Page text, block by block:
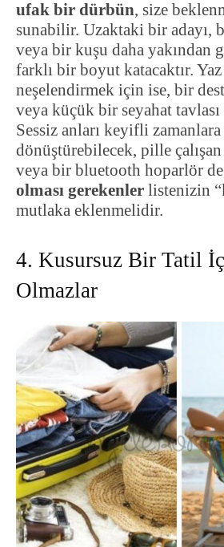
ufak bir dürbün, size
sunabilir. Uzaktaki bir adayı,
veya bir kuşu daha yakından
farklı bir boyut katacaktır.
neşelendirmek için ise, bir
veya küçük bir seyahat
Sessiz anları keyifli zamanlara
dönüştürebilecek, pille
veya bir bluetooth hoparlör
olması gerekenler listenizin
mutlaka eklenmelidir.
4. Kusursuz Bir Tatil
Olmazlar